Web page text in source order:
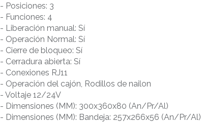
- Posiciones: 3
- Funciones: 4
- Liberación manual: Sí
- Operación Normal: Sí
- Cierre de bloqueo: Sí
- Cerradura abierta: Sí
- Conexiones RJ11
- Operación del cajón, Rodillos de nailon
- Voltaje 12/24V
- Dimensiones (MM): 300x360x80 (An/Pr/Al)
- Dimensiones (MM): Bandeja: 257x266x56 (An/Pr/Al)